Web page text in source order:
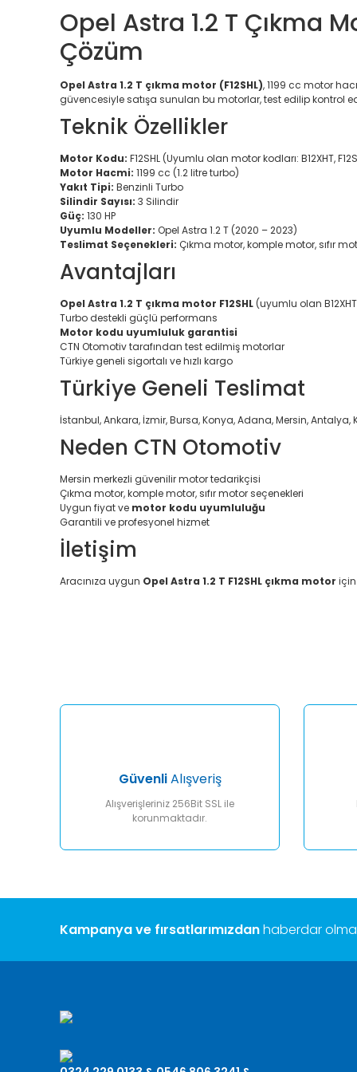
Opel Astra 1.2 T Çıkma
Çözüm
Opel Astra 1.2 T çıkma motor (F12SHL), 1199 cc motor
güvencesiyle satışa sunulan bu motorlar, test edilip kontrol
Teknik Özellikler
Motor Kodu: F12SHL (Uyumlu olan motor kodları: B12XHT,
Motor Hacmi: 1199 cc (1.2 litre turbo)
Yakıt Tipi: Benzinli Turbo
Silindir Sayısı: 3 Silindir
Güç: 130 HP
Uyumlu Modeller: Opel Astra 1.2 T (2020 – 2023)
Teslimat Seçenekleri: Çıkma motor, komple motor, sıfır
Avantajları
Opel Astra 1.2 T çıkma motor F12SHL (uyumlu olan B12XHT,
Turbo destekli güçlü performans
Motor kodu uyumluluk garantisi
CTN Otomotiv tarafından test edilmiş motorlar
Türkiye geneli sigortalı ve hızlı kargo
Türkiye Geneli Teslimat
İstanbul, Ankara, İzmir, Bursa, Konya, Adana, Mersin,
Neden CTN Otomotiv
Mersin merkezli güvenilir motor tedarikçisi
Çıkma motor, komple motor, sıfır motor seçenekleri
Uygun fiyat ve motor kodu uyumluluğu
Garantili ve profesyonel hizmet
İletişim
Aracınıza uygun Opel Astra 1.2 T F12SHL çıkma motor
Ürün bilgilerinde hatalar bulunuyor.
GüvenliAlışveriş
Alışverişleriniz 256Bit SSL ile
korunmaktadır.
Kampanya ve fırsatlarımızdanhaberdar